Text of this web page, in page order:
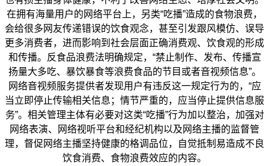
在拥有海量用户的网络平台上，另类“吃播”造成的食物浪费，
会给很多网友传递错误的饮食观念，甚至引发跟风模仿、误导
更多消费者，进而影响到社会层面正确消费观、饮食观的形成
和传播。反食品浪费法明确规定，“禁止制作、发布、传播宣
扬量大多吃、暴饮暴食等浪费食品的节目或者音视频信息”。
网络音视频服务提供者发现用户有违反这一规定行为的，“应
当立即停止传输相关信息；情节严重的，应当停止提供信息服
务”。相关管理主体有必要对这类“吃播”行为加以整治，加强对
网络表演、网络视听平台和经纪机构以及网络主播的监督管
理，督促网络主播坚持健康的格调品位，自觉抵制易造成不良
饮食消费、食物浪费效应的内容。